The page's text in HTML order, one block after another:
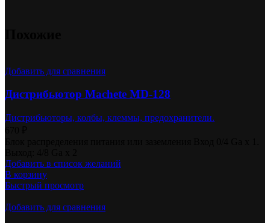
Добавить для сравнения
Дистрибьютор Machete MD-128
Дистрибьюторы, колбы, клеммы, предохранители.
Добавить в список желаний
В корзину
Быстрый просмотр
Добавить для сравнения